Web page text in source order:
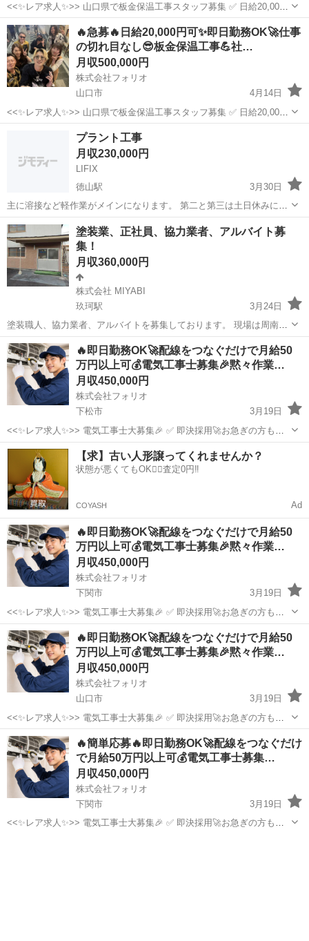
<<✨レア求人✨>> 山口県で板金保温工事スタッフ募集 ✅ 日給20,000
円可🔥稼ぎたい方歓迎🎉 ✅ 即日勤務可🚀お急ぎの方にオススメ❗️
✅「経験よりやる気！」若手スタッフも活躍中💪 この求人に辿...
山口 下関市 その他 板金
🔥急募🔥日給20,000円可✨即日勤務OK🚀仕事
の切れ目なし😎板金保温工事💪社…
月収500,000円
株式会社フォリオ
山口市
4月14日
<<✨レア求人✨>> 山口県で板金保温工事スタッフ募集 ✅ 日給20,000
円可🔥稼ぎたい方歓迎🎉 ✅ 即日勤務可🚀お急ぎの方にオススメ❗️
その他 板金
プラント工事
月収230,000円
LIFIX
徳山駅
3月30日
主に溶接など軽作業がメインになります。 第二と第三は土日休みにな
っております。 初心者の方でもできる作業なのでぜひ検討お願いしま
す。
山口 周南市 徳山駅 土木
塗装業、正社員、協力業者、アルバイト募
集！
月収360,000円
株式会社 MIYABI
玖珂駅
3月24日
塗装職人、協力業者、アルバイトを募集しております。 現場は周南か
ら広島市内までの間で民家やマンション、アパート、プラント工場等
の塗装作業です。 現在は岩国市から周南市の現場をメインに活動して
おります。 すでに5年先まで仕事は...
山口 岩国市 玖珂駅 土木 職人
🔥即日勤務OK🚀配線をつなぐだけで月給50
万円以上可💰電気工事士募集🎉黙々作業…
月収450,000円
株式会社フォリオ
下松市
3月19日
<<✨レア求人✨>> 電気工事士大募集🎉 ✅ 即決採用🚀お急ぎの方も大
歓迎！ ✅「経験よりやる気！」若手スタッフも活躍中🔰 ✅ 黙々作業も
あり☘️自分のペースで仕事できます✨ この求人に辿り着いた方は、...
山口 下松市 その他 電気工事士
【求】古い人形譲ってくれませんか？
状態が悪くてもOK🙆‍♀️査定0円‼️
COYASH Ad
🔥即日勤務OK🚀配線をつなぐだけで月給50
万円以上可💰電気工事士募集🎉黙々作業…
月収450,000円
株式会社フォリオ
下関市
3月19日
<<✨レア求人✨>> 電気工事士大募集🎉 ✅ 即決採用🚀お急ぎの方も大
歓迎！ ✅「経験よりやる気！」若手スタッフも活躍中🔰 ✅ 黙々作業も
あり☘️自分のペースで仕事できます✨ この求人に辿り着いた方は、...
山口 下関市 その他
🔥即日勤務OK🚀配線をつなぐだけで月給50
万円以上可💰電気工事士募集🎉黙々作業…
月収450,000円
株式会社フォリオ
山口市
3月19日
<<✨レア求人✨>> 電気工事士大募集🎉 ✅ 即決採用🚀お急ぎの方も大
歓迎！ ✅「経験よりやる気！」若手スタッフも活躍中🔰 ✅ 黙々作業も
あり☘️自分のペースで仕事できます✨ この求人に辿り着いた方は、...
山口 山口市 その他
🔥簡単応募🔥即日勤務OK🚀配線をつなぐだけ
で月給50万円以上可💰電気工事士募集…
月収450,000円
株式会社フォリオ
下関市
3月19日
<<✨レア求人✨>> 電気工事士大募集🎉 ✅ 即決採用🚀お急ぎの方も大